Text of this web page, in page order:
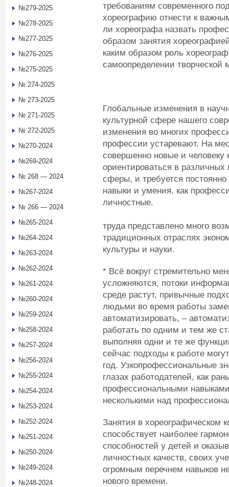
требованиям современного
хореографию отнести к
ли хореографа назвать
образом занятия
каким образом роль
самоопределении творческой
Глобальные изменения в
культурной сфере нашего
изменения во многих
профессии устаревают. На
совершенно новые и
ориентироваться в
сферы, и требуется
навыки и умения, как
труда представлено много
традиционных отраслях
культуры и науки.
* Всё вокруг стремительно
усложняются, потоки
среде растут, привычные
людьми во время работы
автоматизировать, –
работать по одним и тем же
выполняя одни и те же
сейчас подходы к работе
год. Узкопрофессиональные
глазах работодателей, как
профессиональными
несколькими над
Занятия в хореографическом
способствует наиболее
способностей у детей и
личностных качеств, своих
огромным перечнем навыков
нового времени.
№279-2025
№278-2025
№277-2025
№276-2025
№275-2025
№ 274-2025
№ 273-2025
№ 271-2025
№ 272-2025
№270-2024
№269-2024
№ 268 — 2024
№267-2024
№ 266 — 2024
№265-2024
№264-2024
№263-2024
№262-2024
№261-2024
№260-2024
№259-2024
№258-2024
№257-2024
№256-2024
№255-2024
№254-2024
№253-2024
№252-2024
№251-2024
№250-2024
№249-2024
№248-2024